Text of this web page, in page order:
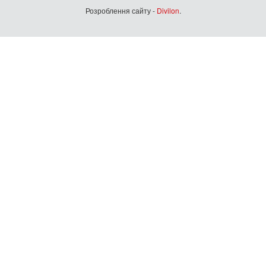
Розроблення сайту - Divilon.